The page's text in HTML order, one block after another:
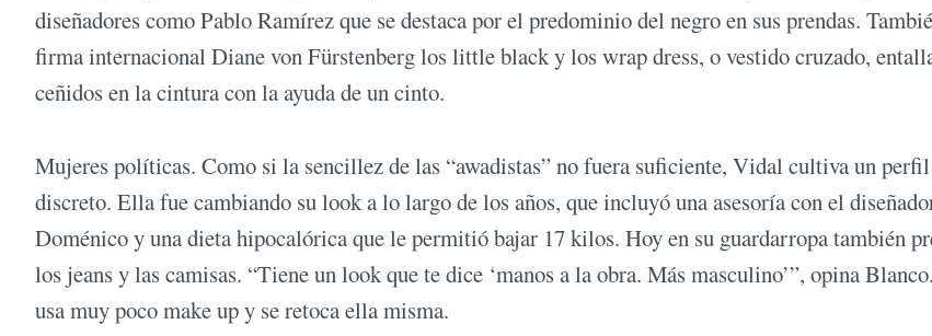
diseñadores como Pablo Ramírez que se destaca por el predominio del negro en sus prendas.
firma internacional Diane von Fürstenberg los little black y los wrap dress, o vestido cruzado,
ceñidos en la cintura con la ayuda de un cinto.
Mujeres políticas. Como si la sencillez de las “awadistas” no fuera suficiente, Vidal cultiva un
discreto. Ella fue cambiando su look a lo largo de los años, que incluyó una asesoría con el
Doménico y una dieta hipocalórica que le permitió bajar 17 kilos. Hoy en su guardarropa también
los jeans y las camisas. “Tiene un look que te dice ‘manos a la obra. Más masculino’”, opina
usa muy poco make up y se retoca ella misma.